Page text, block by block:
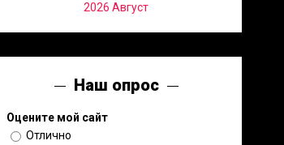
2026 Август
Наш опрос
Оцените мой сайт
Отлично